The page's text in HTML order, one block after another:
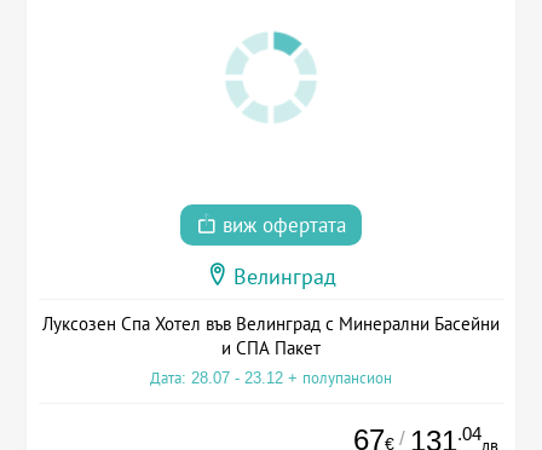
виж офертата
Велинград
Луксозен Спа Хотел във Велинград с Минерални Басейни
и СПА Пакет
Дата: 28.07 - 23.12 + полупансион
67€ / 131.04
лв.